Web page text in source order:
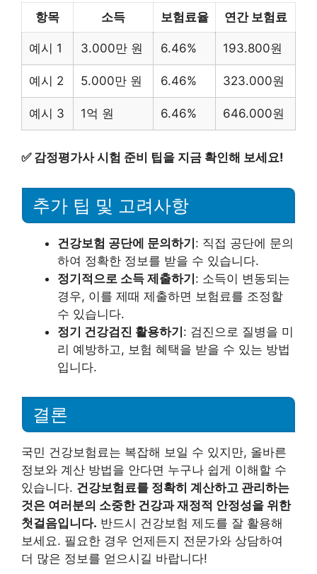
항목 소득 보험료율 연간 보험료
예시 1 3.000만 원 6.46% 193.800원
예시 2 5.000만 원 6.46% 323.000원
예시 3 1억 원 6.46% 646.000원
✅ 감정평가사 시험 준비 팁을 지금 확인해 보세요!
추가 팁 및 고려사항
건강보험 공단에 문의하기: 직접 공단에 문의
하여 정확한 정보를 받을 수 있습니다.
정기적으로 소득 제출하기: 소득이 변동되는
경우, 이를 제때 제출하면 보험료를 조정할
수 있습니다.
정기 건강검진 활용하기: 검진으로 질병을 미
리 예방하고, 보험 혜택을 받을 수 있는 방법
입니다.
결론
국민 건강보험료는 복잡해 보일 수 있지만, 올바른
정보와 계산 방법을 안다면 누구나 쉽게 이해할 수
있습니다. 건강보험료를 정확히 계산하고 관리하는
것은 여러분의 소중한 건강과 재정적 안정성을 위한
첫걸음입니다. 반드시 건강보험 제도를 잘 활용해
보세요. 필요한 경우 언제든지 전문가와 상담하여
더 많은 정보를 얻으시길 바랍니다!